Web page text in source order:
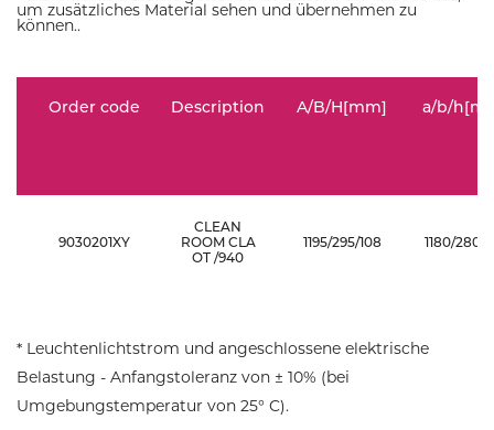
um zusätzliches Material sehen und übernehmen zu
können..
Order code Description A/B/H[mm] a/b/
9030201XY
CLEAN
ROOM CLA
OT /940
1195/295/108 1180/280/
* Leuchtenlichtstrom und angeschlossene elektrische
Belastung - Anfangstoleranz von ± 10% (bei
Umgebungstemperatur von 25° C).